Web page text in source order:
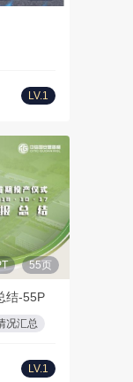
LV.1
55页
结-55P
况汇总
LV.1